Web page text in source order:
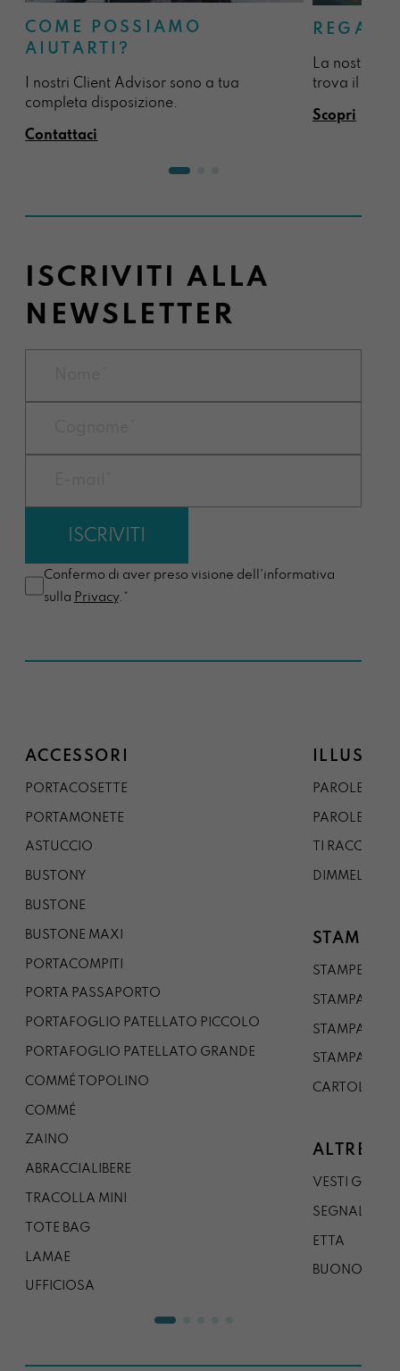
COME POSSIAMO
AIUTARTI?
I nostri Client Advisor sono a tua
completa disposizione.
Contattaci
La nostra
trova il
Scopri
ISCRIVITI ALLA
NEWSLETTER
Confermo di aver preso visione dell'informativa
sulla Privacy.*
ACCESSORI
PORTACOSETTE
PORTAMONETE
ASTUCCIO
BUSTONY
BUSTONE
BUSTONE MAXI
PORTACOMPITI
PORTA PASSAPORTO
PORTAFOGLIO PATELLATO PICCOLO
PORTAFOGLIO PATELLATO GRANDE
COMMÉ TOPOLINO
COMMÉ
ZAINO
ABRACCIALIBERE
TRACOLLA MINI
TOTE BAG
LAMAE
UFFICIOSA
PAROLE DAL
PAROLE DA
TI
DIMMELO
STAMPE
STAMPE A5
STAMPA A3
STAMPA A1
STAMPA A0
CARTOLINA
ALTRE
VESTI
SEGNALIBRO
ETTA
BUONO